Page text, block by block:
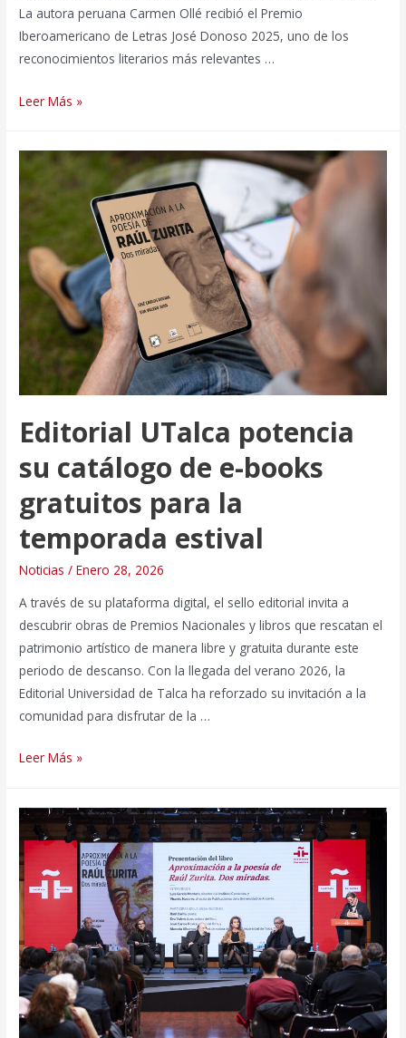
La autora peruana Carmen Ollé recibió el Premio
Iberoamericano de Letras José Donoso 2025, uno de los
reconocimientos literarios más relevantes …
Carmen
Premio
Iberoamericano
Letras
José
Donoso
Leer Más »
Editorial UTalca potencia
su catálogo de e-books
gratuitos para la
temporada estival
Noticias /Enero 28, 2026
A través de su plataforma digital, el sello editorial invita a
descubrir obras de Premios Nacionales y libros que rescatan el
patrimonio artístico de manera libre y gratuita durante este
periodo de descanso. Con la llegada del verano 2026, la
Editorial Universidad de Talca ha reforzado su invitación a la
comunidad para disfrutar de la …
Editorial
su
catálogo
de
e-
books
gratuitos
para
la
temporada
estival
Leer Más »